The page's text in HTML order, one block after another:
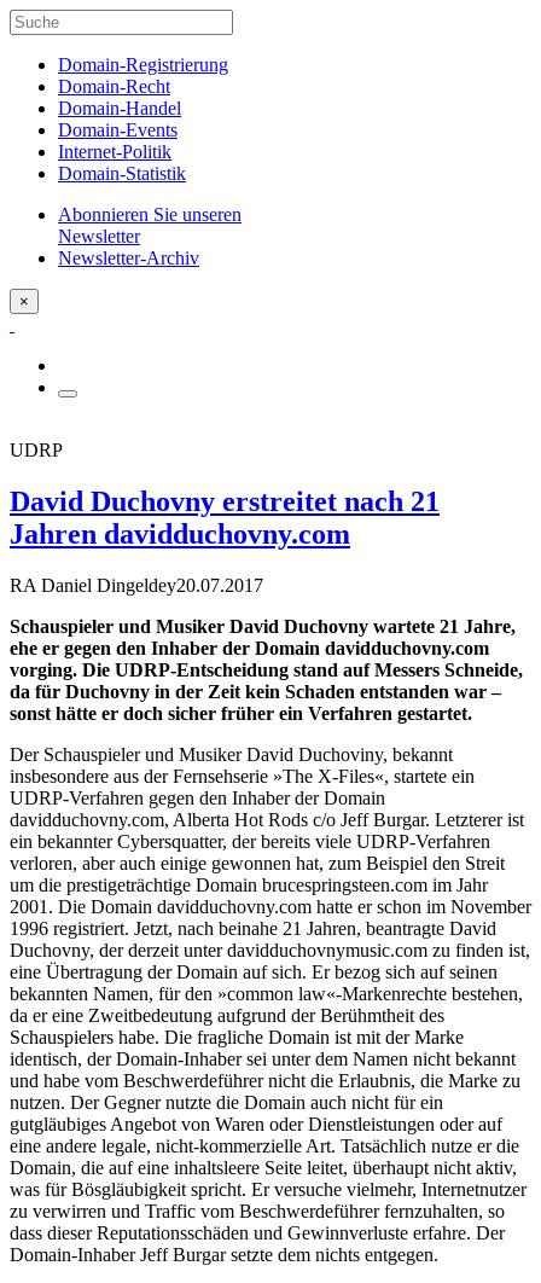
Domain-Registrierung
Domain-Recht
Domain-Handel
Domain-Events
Internet-Politik
Domain-Statistik
Abonnieren Sie unseren
Newsletter
Newsletter-Archiv
×
UDRP
David Duchovny erstreitet nach 21
Jahren davidduchovny.com
RA Daniel Dingeldey20.07.2017
Schauspieler und Musiker David Duchovny wartete 21 Jahre,
ehe er gegen den Inhaber der Domain davidduchovny.com
vorging. Die UDRP-Entscheidung stand auf Messers Schneide,
da für Duchovny in der Zeit kein Schaden entstanden war –
sonst hätte er doch sicher früher ein Verfahren gestartet.
Der Schauspieler und Musiker David Duchoviny, bekannt
insbesondere aus der Fernsehserie »The X-Files«, startete ein
UDRP-Verfahren gegen den Inhaber der Domain
davidduchovny.com, Alberta Hot Rods c/o Jeff Burgar. Letzterer ist
ein bekannter Cybersquatter, der bereits viele UDRP-Verfahren
verloren, aber auch einige gewonnen hat, zum Beispiel den Streit
um die prestigeträchtige Domain brucespringsteen.com im Jahr
2001. Die Domain davidduchovny.com hatte er schon im November
1996 registriert. Jetzt, nach beinahe 21 Jahren, beantragte David
Duchovny, der derzeit unter davidduchovnymusic.com zu finden ist,
eine Übertragung der Domain auf sich. Er bezog sich auf seinen
bekannten Namen, für den »common law«-Markenrechte bestehen,
da er eine Zweitbedeutung aufgrund der Berühmtheit des
Schauspielers habe. Die fragliche Domain ist mit der Marke
identisch, der Domain-Inhaber sei unter dem Namen nicht bekannt
und habe vom Beschwerdeführer nicht die Erlaubnis, die Marke zu
nutzen. Der Gegner nutzte die Domain auch nicht für ein
gutgläubiges Angebot von Waren oder Dienstleistungen oder auf
eine andere legale, nicht-kommerzielle Art. Tatsächlich nutze er die
Domain, die auf eine inhaltsleere Seite leitet, überhaupt nicht aktiv,
was für Bösgläubigkeit spricht. Er versuche vielmehr, Internetnutzer
zu verwirren und Traffic vom Beschwerdeführer fernzuhalten, so
dass dieser Reputationsschäden und Gewinnverluste erfahre. Der
Domain-Inhaber Jeff Burgar setzte dem nichts entgegen.